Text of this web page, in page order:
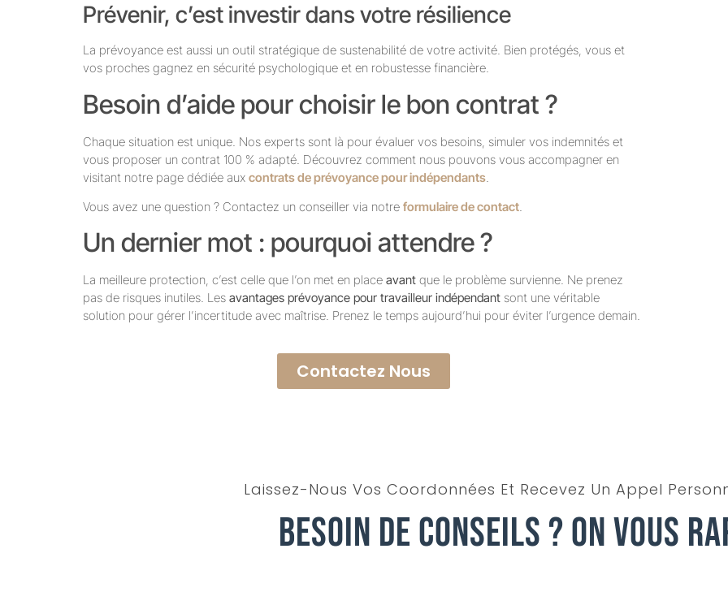
Prévenir, c’est investir dans votre résilience
La prévoyance est aussi un outil stratégique de sustenabilité de votre activité. Bien protégés, vous et
vos proches gagnez en sécurité psychologique et en robustesse financière.
Besoin d’aide pour choisir le bon contrat ?
Chaque situation est unique. Nos experts sont là pour évaluer vos besoins, simuler vos indemnités et
vous proposer un contrat 100 % adapté. Découvrez comment nous pouvons vous accompagner en
visitant notre page dédiée aux contrats de prévoyance pour indépendants
Vous avez une question ? Contactez un conseiller via notre formulaire de contact.
Un dernier mot : pourquoi attendre ?
La meilleure protection, c’est celle que l’on met en place avant que le problème survienne. Ne prenez
pas de risques inutiles. Les avantages prévoyance pour travailleur indépendant sont une véritable
solution pour gérer l’incertitude avec maîtrise. Prenez le temps aujourd’hui pour éviter l’urgence demain.
Contactez Nous
Laissez-Nous Vos Coordonnées Et Recevez Un Appel
Besoin De Conseils ? On Vous